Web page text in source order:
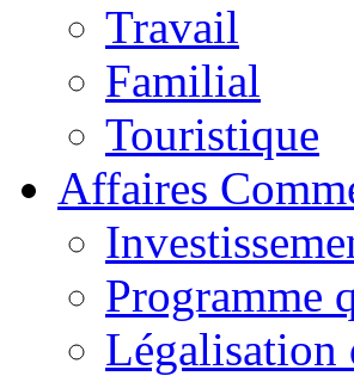
Travail
Familial
Touristique
Affaires
Programme
Légalisation